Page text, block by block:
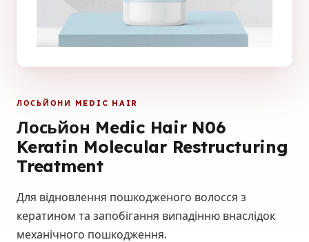
ЛОСЬЙОНИ MEDIC HAIR
Лосьйон Medic Hair N06
Keratin Molecular Restructuring
Treatment
Для відновлення пошкодженого волосся з
кератином та запобігання випадінню внаслідок
механічного пошкодження.